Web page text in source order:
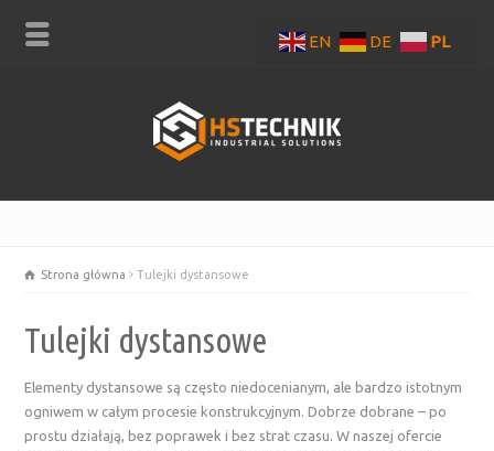
Strona główna Tulejki dystansowe
Tulejki dystansowe
Elementy dystansowe są często niedocenianym, ale bardzo istotnym
ogniwem w całym procesie konstrukcyjnym. Dobrze dobrane – po
prostu działają, bez poprawek i bez strat czasu. W naszej ofercie
EN DE PL